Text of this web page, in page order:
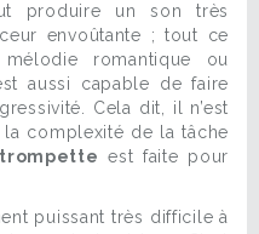
produire un son très
envoûtante ; tout ce
romantique ou
aussi capable de faire
Cela dit, il n’est
complexité de la tâche
trompette est faite pour
puissant très difficile à